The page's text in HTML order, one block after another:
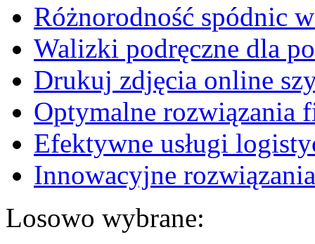
Różnorodność spódnic
Walizki podręczne dla
Drukuj zdjęcia online
Optymalne rozwiązania
Efektywne usługi
Innowacyjne
Losowo wybrane: